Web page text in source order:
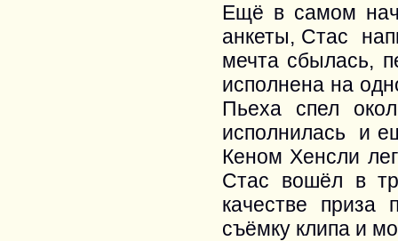
Ещё в самом
анкеты, Стас
мечта сбылась,
исполнена на
Пьеха спел
исполнилась и
Кеном Хенсли
Стас вошёл в
качестве приза
съёмку клипа и